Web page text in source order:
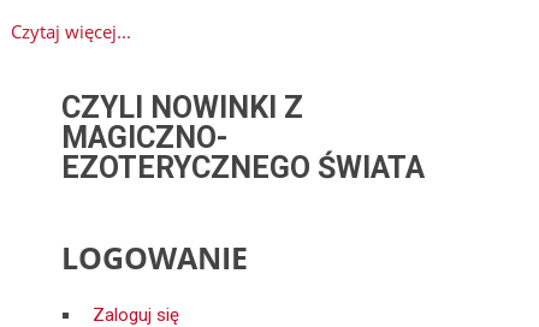
Czytaj więcej...
CZYLI NOWINKI Z
MAGICZNO-
EZOTERYCZNEGO ŚWIATA
LOGOWANIE
Zaloguj się